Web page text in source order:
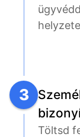
3
Töltsd